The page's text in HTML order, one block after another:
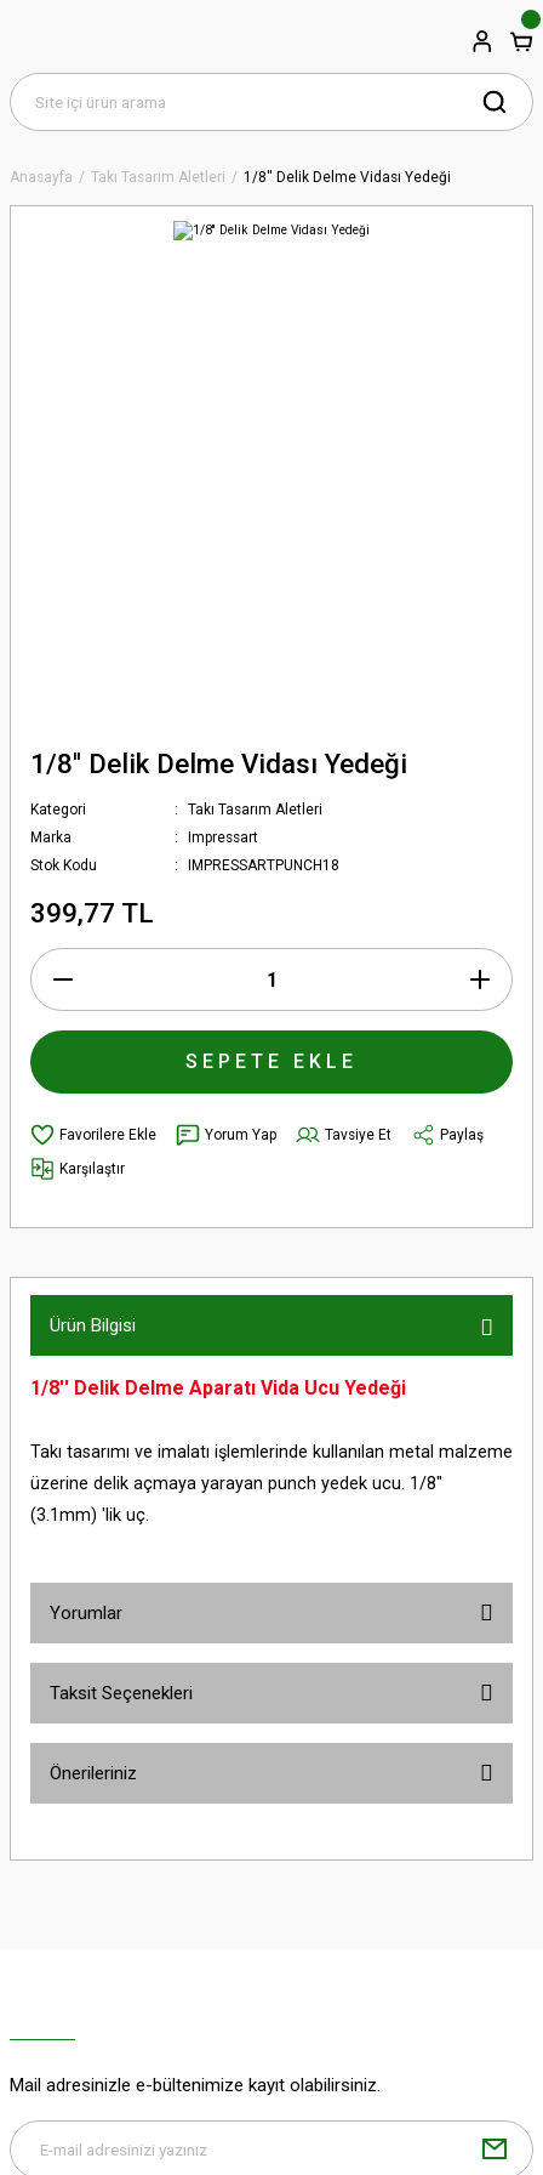
Anasayfa Takı Tasarım Aletleri 1/8'' Delik Delme Vidası Yedeği
1/8'' Delik Delme Vidası Yedeği
Kategori
Takı Tasarım Aletleri
Marka
Impressart
Stok Kodu
IMPRESSARTPUNCH18
399,77 TL
SEPETE EKLE
Yorum Yap Tavsiye Et
Paylaş
Karşılaştır
Ürün Bilgisi
1/8'' Delik Delme Aparatı Vida Ucu Yedeği
Takı tasarımı ve imalatı işlemlerinde kullanılan metal malzeme
üzerine delik açmaya yarayan punch yedek ucu. 1/8''
(3.1mm) 'lik uç.
Yorumlar
Taksit Seçenekleri
Önerileriniz
yetersiz gördüğünüz noktaları öneri formunu kullanarak tarafımıza
Bu ürüne benzer farklı alternatifler olmalı.
Mail adresinizle e-bültenimize kayıt olabilirsiniz.